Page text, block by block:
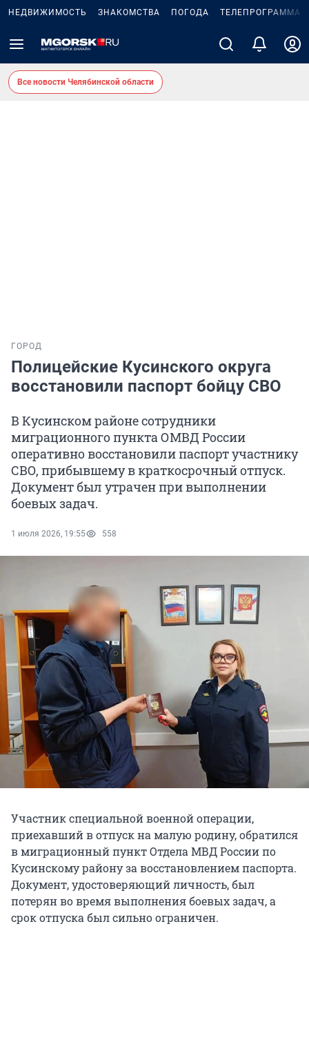
НЕДВИЖИМОСТЬ ЗНАКОМСТВА ПОГОДА ТЕЛЕПРОГРАММА
Все новости Челябинской области
ГОРОД
Полицейские Кусинского округа
восстановили паспорт бойцу СВО
В Кусинском районе сотрудники
миграционного пункта ОМВД России
оперативно восстановили паспорт участнику
СВО, прибывшему в краткосрочный отпуск.
Документ был утрачен при выполнении
боевых задач.
1 июля 2026, 19:55 558
Участник специальной военной операции,
приехавший в отпуск на малую родину, обратился
в миграционный пункт Отдела МВД России по
Кусинскому району за восстановлением паспорта.
Документ, удостоверяющий личность, был
потерян во время выполнения боевых задач, а
срок отпуска был сильно ограничен.